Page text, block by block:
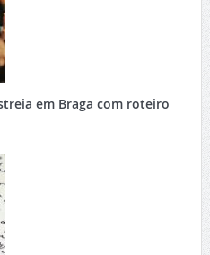
em Braga com roteiro